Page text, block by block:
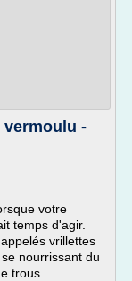
-
votre
temps d'agir.
vrillettes
nourrissant du
trous